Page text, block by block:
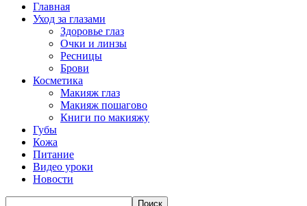
Главная
Уход за глазами
Здоровье глаз
Очки и линзы
Ресницы
Брови
Косметика
Макияж глаз
Макияж пошагово
Книги по макияжу
Губы
Кожа
Питание
Видео уроки
Новости